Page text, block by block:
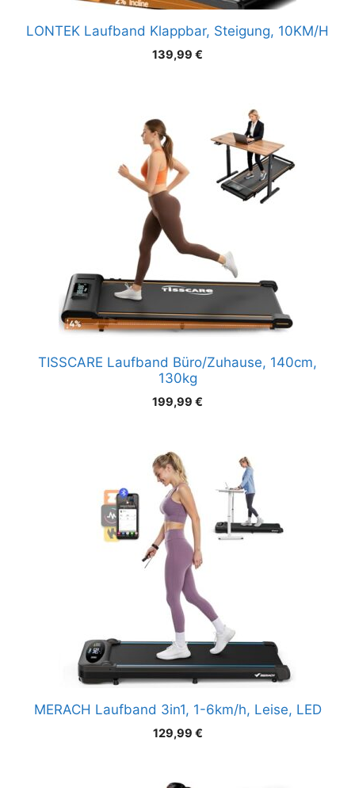
LONTEK Laufband Klappbar, Steigung, 10KM/H
139,99 €
TISSCARE Laufband Büro/Zuhause, 140cm,
130kg
199,99 €
MERACH Laufband 3in1, 1-6km/h, Leise, LED
129,99 €